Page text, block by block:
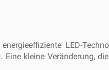
LED-
kleine Veränderung,